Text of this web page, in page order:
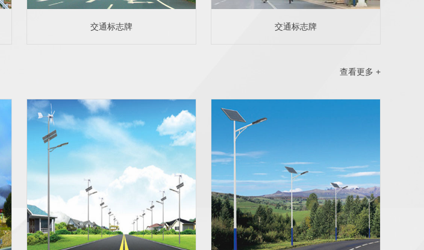
交通标志牌 交通标志牌
查看更多 +